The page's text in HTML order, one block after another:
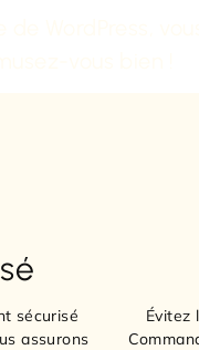
sécurisé
assurons
Évitez